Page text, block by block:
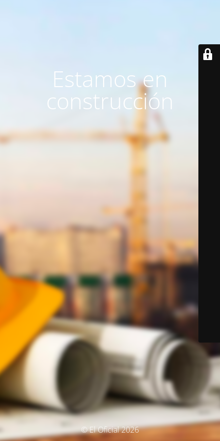
Estamos en
construcción
© El Oficial 2026